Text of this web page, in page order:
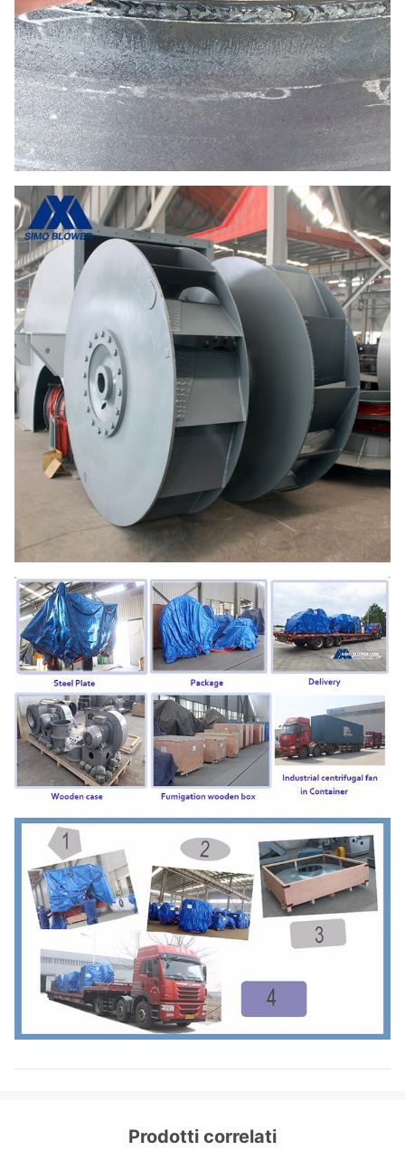
Prodotti correlati